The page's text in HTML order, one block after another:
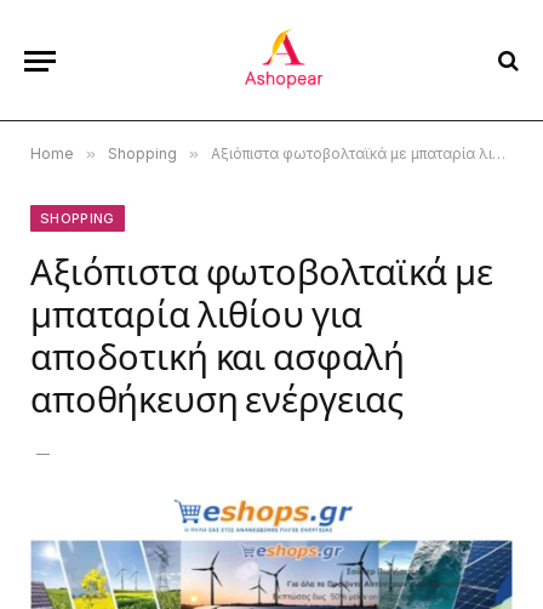
Home » Shopping » Αξιόπιστα φωτοβολταϊκά με μπαταρία λιθίου για αποδοτική και ασφαλή αποθήκευση ενέργειας
SHOPPING
Αξιόπιστα φωτοβολταϊκά με
μπαταρία λιθίου για
αποδοτική και ασφαλή
αποθήκευση ενέργειας